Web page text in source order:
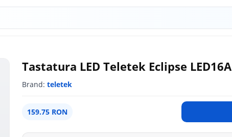
Tastatura LED Teletek Eclipse LED16A
Brand: teletek
159.75 RON